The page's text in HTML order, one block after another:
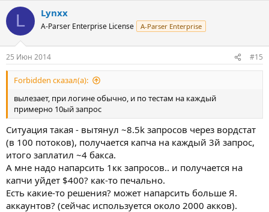
к
и
L Lynxx
A-Parser Enterprise License A-Parser Enterprise
25 Июн 2014 #15
Forbidden сказал(а):
вылезает, при логине обычно, и по тестам на каждый
примерно 10ый запрос
Ситуация такая - вытянул ~8.5k запросов через вордстат
(в 100 потоков), получается капча на каждый 3й запрос,
итого заплатил ~4 бакса.
А мне надо напарсить 1кк запросов.. и получается на
капчи уйдет $400? как-то печально.
Есть какие-то решения? может напарсить больше Я.
аккаунтов? (сейчас используется около 2000 акков).